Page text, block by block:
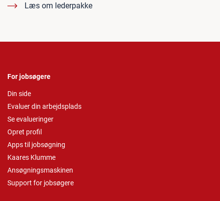
Læs om lederpakke
For jobsøgere
Din side
Evaluer din arbejdsplads
Se evalueringer
Opret profil
Apps til jobsøgning
Kaares Klumme
Ansøgningsmaskinen
Support for jobsøgere